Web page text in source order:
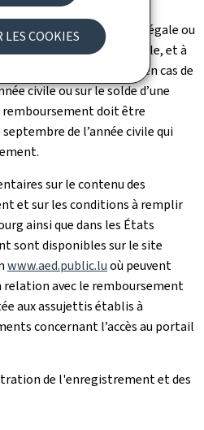
LES COOKIES
valeur en monnaie
portant sur une période égale ou
à une année civile, et à
en monnaie nationale, en cas de
civile ou sur le solde d’une
remboursement doit être
de l’année civile qui
sur le contenu des
et sur les conditions à remplir
ainsi que dans les États
sont disponibles sur le site
www.aed.public.luoù peuvent
avec le remboursement
aux assujettis établis à
concernant l’accès au portail
de l'enregistrement et des